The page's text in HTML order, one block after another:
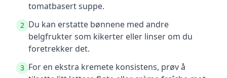
tomatbasert suppe.
2 Du kan erstatte bønnene med andre
belgfrukter som kikerter eller linser om du
foretrekker det.
3 For en ekstra kremete konsistens, prøv å